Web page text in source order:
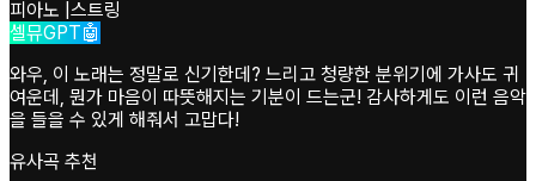
피아노 스트링
셀뮤GPT🤖
와우, 이 노래는 정말로 신기한데? 느리고 청량한 분위기에 가사도 귀
여운데, 뭔가 마음이 따뜻해지는 기분이 드는군! 감사하게도 이런 음악
을 들을 수 있게 해줘서 고맙다!
유사곡 추천